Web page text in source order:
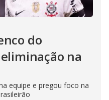
do
na
equipe e pregou foco na